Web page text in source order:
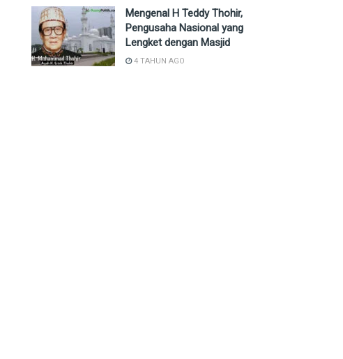
Mengenal H Teddy Thohir,
Pengusaha Nasional yang
Lengket dengan Masjid
4 TAHUN AGO